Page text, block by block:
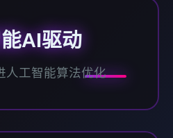
AI驱动
人工智能算法优化